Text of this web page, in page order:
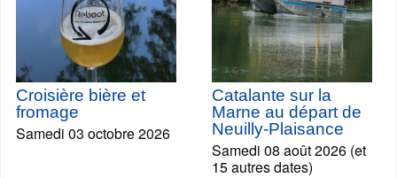
Croisière bière et
fromage
Samedi 03 octobre 2026
Catalante sur la
Marne au départ de
Neuilly-Plaisance
Samedi 08 août 2026 (et
15 autres dates)